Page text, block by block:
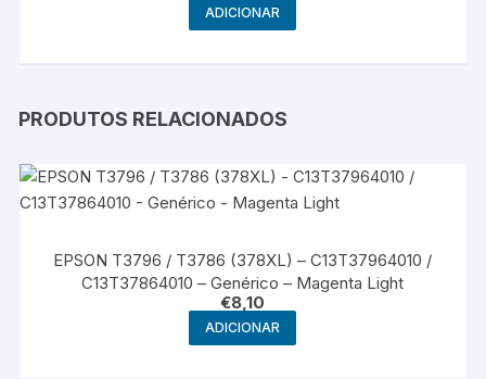
ADICIONAR
PRODUTOS RELACIONADOS
EPSON T3796 / T3786 (378XL) – C13T37964010 /
C13T37864010 – Genérico – Magenta Light
€8,10
ADICIONAR